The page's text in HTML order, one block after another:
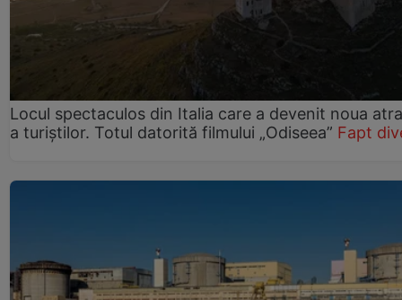
Locul spectaculos din Italia care a devenit noua
a turiștilor. Totul datorită filmului „Odiseea” Fapt